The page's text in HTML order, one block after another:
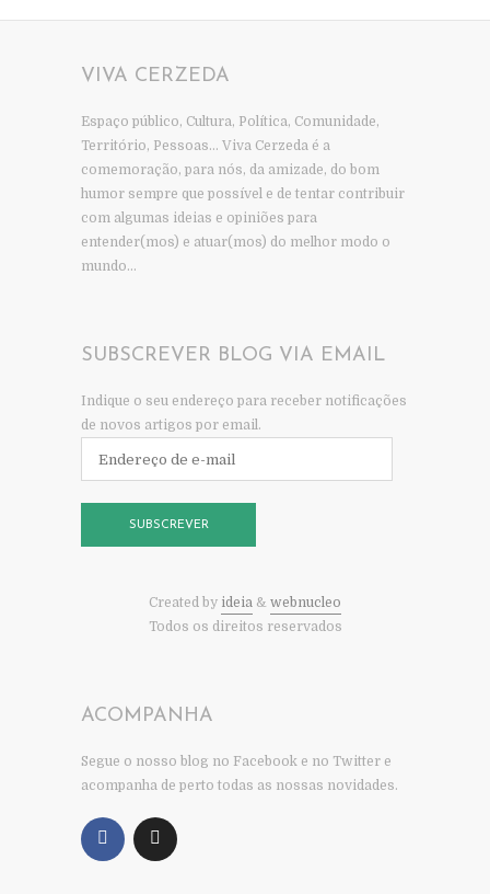
VIVA CERZEDA
Espaço público, Cultura, Política, Comunidade,
Território, Pessoas… Viva Cerzeda é a
comemoração, para nós, da amizade, do bom
humor sempre que possível e de tentar contribuir
com algumas ideias e opiniões para
entender(mos) e atuar(mos) do melhor modo o
mundo…
SUBSCREVER BLOG VIA EMAIL
Indique o seu endereço para receber notificações
de novos artigos por email.
SUBSCREVER
Created by ideia & webnucleo
Todos os direitos reservados
ACOMPANHA
Segue o nosso blog no Facebook e no Twitter e
acompanha de perto todas as nossas novidades.